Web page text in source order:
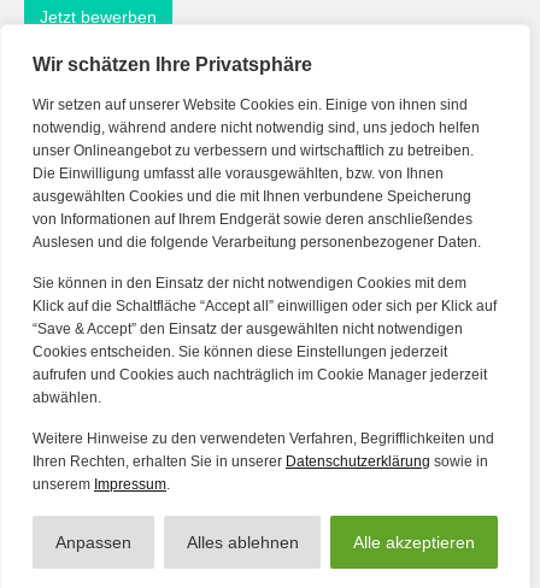
Wir schätzen Ihre Privatsphäre
Wir setzen auf unserer Website Cookies ein. Einige von ihnen sind
notwendig, während andere nicht notwendig sind, uns jedoch helfen
unser Onlineangebot zu verbessern und wirtschaftlich zu betreiben.
Die Einwilligung umfasst alle vorausgewählten, bzw. von Ihnen
ausgewählten Cookies und die mit Ihnen verbundene Speicherung
von Informationen auf Ihrem Endgerät sowie deren anschließendes
Auslesen und die folgende Verarbeitung personenbezogener Daten.
Sie können in den Einsatz der nicht notwendigen Cookies mit dem
Klick auf die Schaltfläche “Accept all” einwilligen oder sich per Klick auf
“Save & Accept” den Einsatz der ausgewählten nicht notwendigen
Cookies entscheiden. Sie können diese Einstellungen jederzeit
aufrufen und Cookies auch nachträglich im Cookie Manager jederzeit
abwählen.
Weitere Hinweise zu den verwendeten Verfahren, Begrifflichkeiten und
Ihren Rechten, erhalten Sie in unserer Datenschutzerklärung sowie in
unserem Impressum.
Anpassen Alles ablehnen Alle akzeptieren
Alle Artikel
Jetzt bewerben
Kontakt
Tel. Zentrale: +49 (69) 27273681
E-Mail: kontakt@forwerts.com
FFM – Friedensstraße 11
60311 Frankfurt am Main
→ Anfahrtsplan Frankfurt
HN – Gymnasiumstraße 35
74072 Heilbronn
→ Anfahrtsplan Heilbronn
Datenschutzerklärung
Impressum